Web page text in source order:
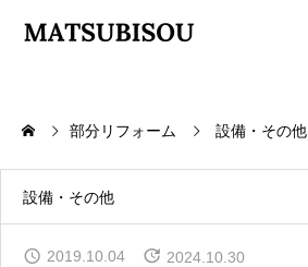
トップページ
WORKS
部分リフォーム 設備・その他
設備・その他
2019.10.04 2024.10.30